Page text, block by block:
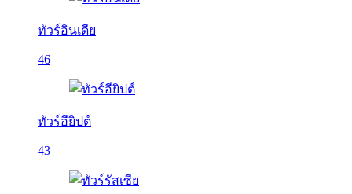
ทัวร์อินเดีย
46
ทัวร์อียิปต์
43